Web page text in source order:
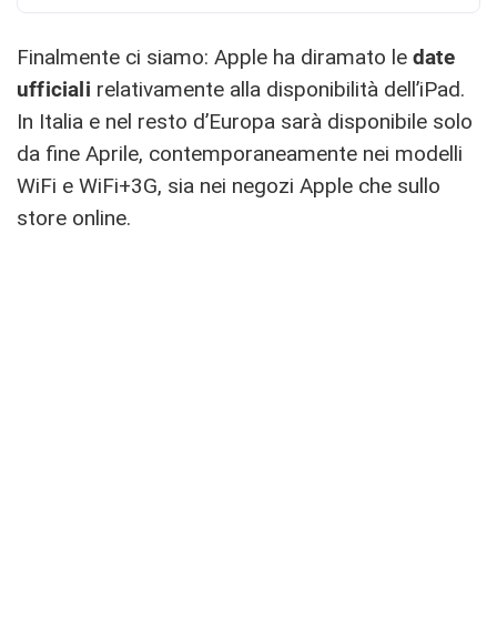
Finalmente ci siamo: Apple ha diramato le date
ufficiali relativamente alla disponibilità dell’iPad.
In Italia e nel resto d’Europa sarà disponibile solo
da fine Aprile, contemporaneamente nei modelli
WiFi e WiFi+3G, sia nei negozi Apple che sullo
store online.